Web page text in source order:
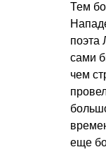
Тем
поэта
сами
чем
еще